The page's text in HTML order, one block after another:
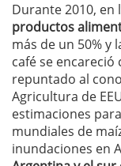
Durante 2010, en
productos
más de un 50% y
café se encareció
repuntado al
Agricultura de
estimaciones
mundiales de
inundaciones en